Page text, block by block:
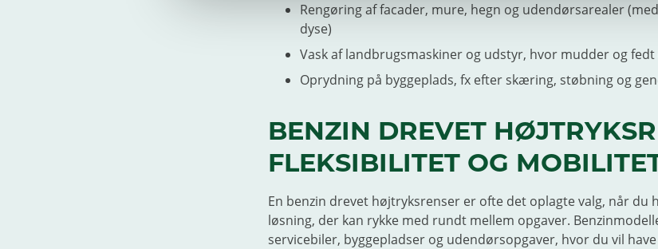
Rengøring af facader, mure, hegn og udendørsarealer
dyse)
Vask af landbrugsmaskiner og udstyr, hvor mudder og
Oprydning på byggeplads, fx efter skæring, støbning og
BENZIN DREVET
FLEKSIBILITET OG
En benzin drevet højtryksrenser er ofte det oplagte valg, når du
løsning, der kan rykke med rundt mellem opgaver.
servicebiler, byggepladser og udendørsopgaver, hvor du vil